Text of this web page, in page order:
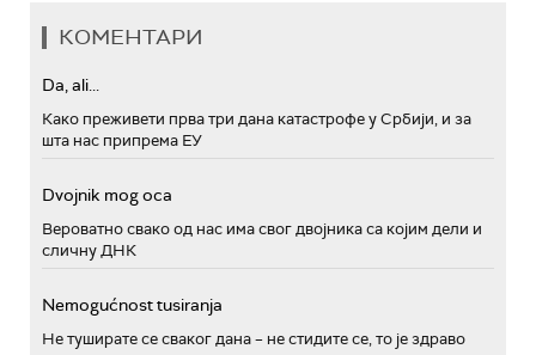
КОМЕНТАРИ
Da, ali...
Како преживети прва три дана катастрофе у Србији, и за
шта нас припрема ЕУ
Dvojnik mog oca
Вероватно свако од нас има свог двојника са којим дели и
сличну ДНК
Nemogućnost tusiranja
Не туширате се сваког дана – не стидите се, то је здраво